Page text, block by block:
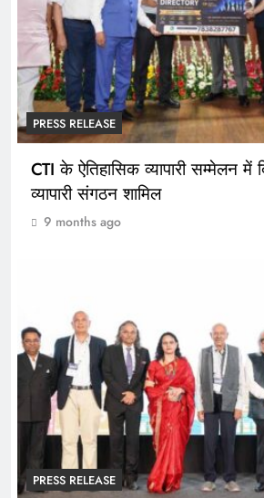
PRESS RELEASE
CTI के ऐतिहासिक व्यापारी सम्मेलन
व्यापारी संगठन शामिल
9 months ago
PRESS RELEASE